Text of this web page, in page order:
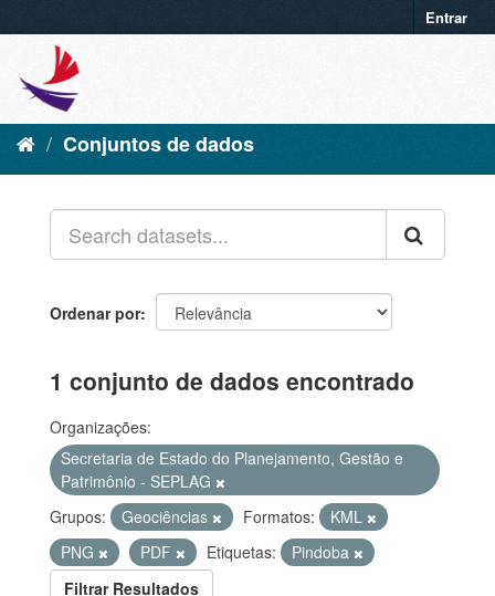
Entrar
Conjuntos de dados
Ordenar por
1 conjunto de dados encontrado
Organizações:
Secretaria de Estado do Planejamento, Gestão e
Patrimônio - SEPLAG
Grupos:
Geociências Formatos:
KML
PNG
PDF Etiquetas:
Pindoba
Filtrar Resultados